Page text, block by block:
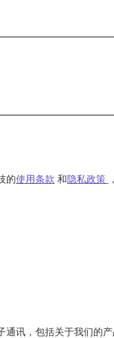
的使用条款 和隐私政策
通讯，包括关于我们的